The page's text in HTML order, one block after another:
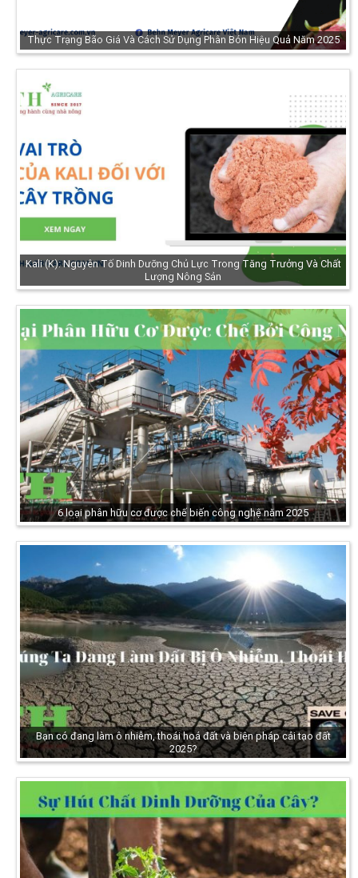
Thực Trạng Bão Giá Và Cách Sử Dụng Phân Bón Hiệu Quả Năm 2025
Kali (K): Nguyên Tố Dinh Dưỡng Chủ Lực Trong Tăng Trưởng Và Chất
Lượng Nông Sản
6 loại phân hữu cơ được chế biến công nghệ năm 2025
Bạn có đang làm ô nhiễm, thoái hoá đất và biện pháp cải tạo đất
2025?